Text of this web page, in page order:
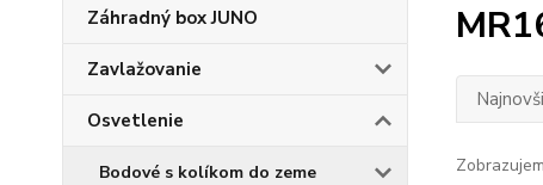
Záhradný box JUNO
Zavlažovanie
Osvetlenie
Bodové s kolíkom do zeme